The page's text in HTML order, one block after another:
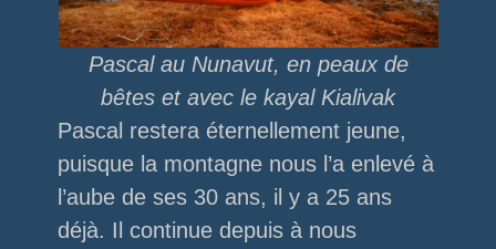
Pascal au Nunavut, en peaux de
bêtes et avec le kayal Kialivak
Pascal restera éternellement jeune,
puisque la montagne nous l’a enlevé à
l’aube de ses 30 ans, il y a 25 ans
déjà. Il continue depuis à nous